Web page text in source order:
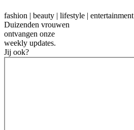
fashion | beauty | lifestyle | entertainment
Duizenden vrouwen
ontvangen onze
weekly updates.
Jij ook?